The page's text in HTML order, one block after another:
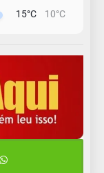
15°C 10°C
14°C 11°C